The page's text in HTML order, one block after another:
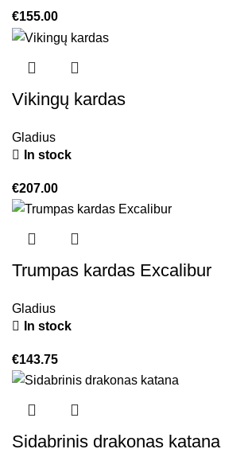
€155.00
Vikingų kardas
Gladius
In stock
€207.00
Trumpas kardas Excalibur
Gladius
In stock
€143.75
Sidabrinis drakonas katana